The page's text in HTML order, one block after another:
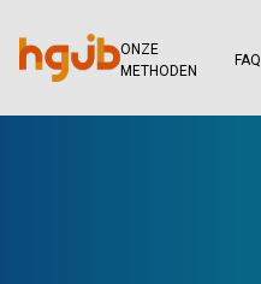
ONZE
METHODEN
FAQ